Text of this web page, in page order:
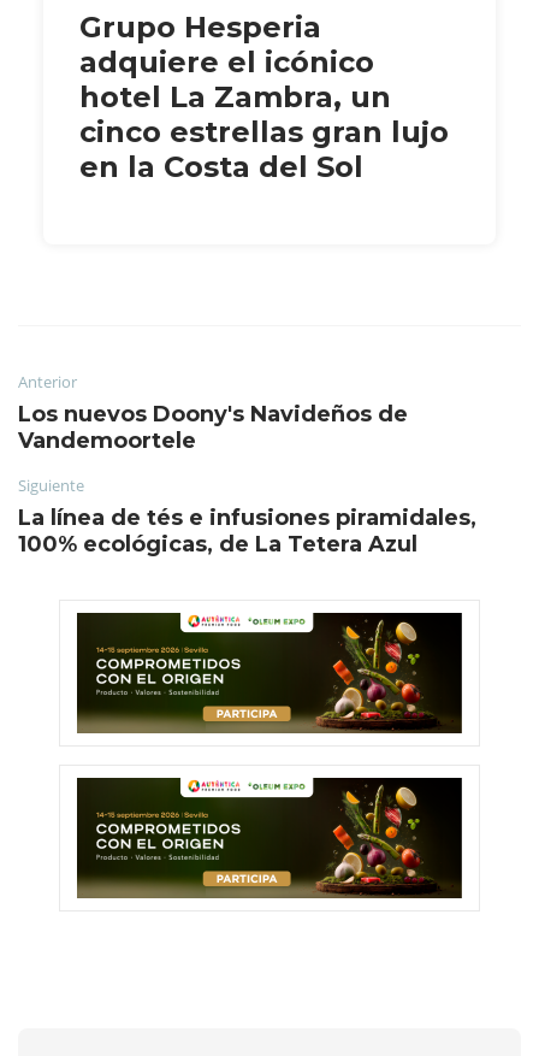
Grupo Hesperia
adquiere el icónico
hotel La Zambra, un
cinco estrellas gran lujo
en la Costa del Sol
Anterior
Los nuevos Doony's Navideños de
Vandemoortele
Siguiente
La línea de tés e infusiones piramidales,
100% ecológicas, de La Tetera Azul